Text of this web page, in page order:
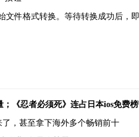
件格式转换。等待转换成功后，
《忍者必须死》连占日本ios免费
，甚至拿下海外多个畅销前十